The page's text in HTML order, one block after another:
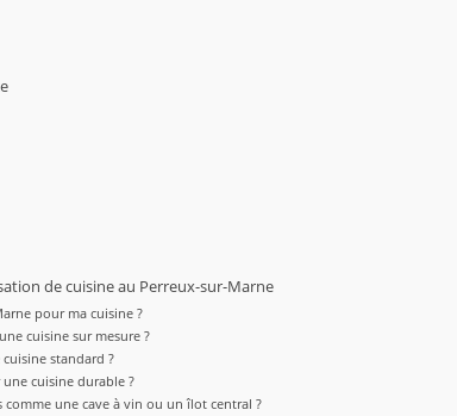
de cuisine au Perreux-sur-Marne
pour ma cuisine ?
cuisine sur mesure ?
standard ?
cuisine durable ?
comme une cave à vin ou un îlot central ?